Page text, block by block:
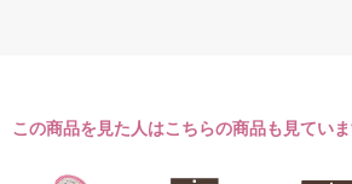
この商品を見た人はこちらの商品も見てい